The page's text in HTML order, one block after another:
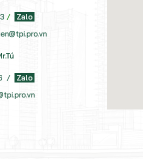
/
Zalo
/ Zalo